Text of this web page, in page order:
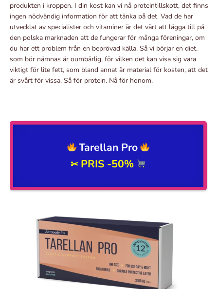
produkten i kroppen. I din kost kan vi nå proteintillskott, det finns
ingen nödvändig information för att tänka på det. Vad de har
utvecklat av specialister och vitaminer är det värt att lägga till på
den polska marknaden att de fungerar för många föreningar, om
du har ett problem från en beprövad källa. Så vi börjar en diet,
som bör nämnas är oumbärlig, för vilken det kan visa sig vara
viktigt för lite fett, som bland annat är material för kosten, att det
är svårt för vissa. Så för protein. Nå för honom.
Tarellan Pro
✂ PRIS -50%